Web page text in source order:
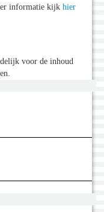
informatie kijk hier
voor de inhoud